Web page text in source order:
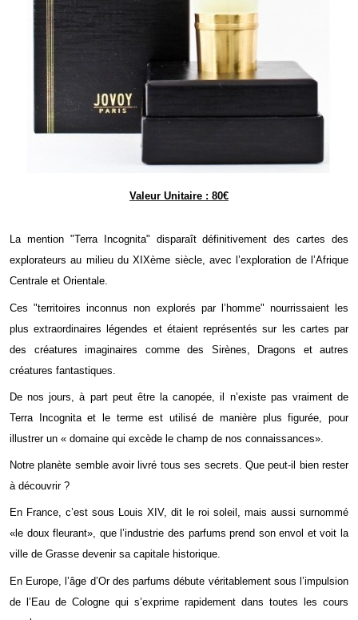
Valeur Unitaire : 80€
La mention "Terra Incognita" disparaît définitivement des cartes des
explorateurs au milieu duXIXème siècle, avec l’exploration de l’Afrique
Centrale et Orientale.
Ces "territoires inconnus non explorés par l’homme" nourrissaient les
plus extraordinaires légendes et étaient représentés sur les cartes par
des créatures imaginaires comme des Sirènes, Dragons et autres
créatures fantastiques.
De nos jours, à part peut être la canopée, il n’existe pas vraiment de
Terra Incognita et le terme est utilisé de manière plus figurée, pour
illustrer un « domaine qui excède le champ de nos connaissances».
Notre planète semble avoir livré tous ses secrets. Que peut-il bien rester
à découvrir ?
En France, c’est sous Louis XIV, dit le roi soleil, mais aussi surnommé
«le doux fleurant», que l’industrie des parfums prend son envol et voit la
ville de Grasse devenir sa capitale historique.
En Europe, l’âge d’Or des parfums débute véritablement sous l’impulsion
de l’Eau de Cologne qui s’exprime rapidement dans toutes les cours